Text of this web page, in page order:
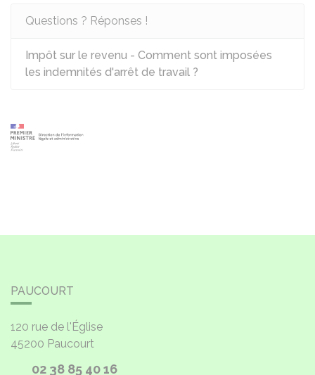
Questions ? Réponses !
Impôt sur le revenu - Comment sont imposées
les indemnités d'arrêt de travail ?
PAUCOURT
120 rue de l'Église
45200 Paucourt
02 38 85 40 16